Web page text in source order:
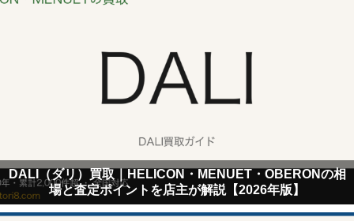
DALI（ダリ）買取｜HELICON・MENUET・OBERONの相
場と査定ポイントを店主が解説【2026年版】